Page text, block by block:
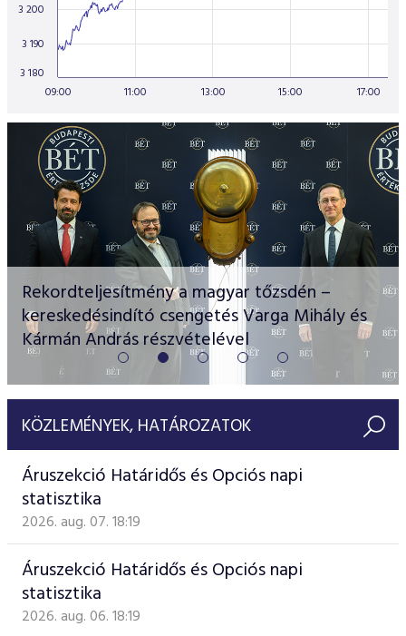
09:00 11:00 13:00 15:00 17:00
3 180
3 190
3 200
Folytatódik a BÉT Részvényfutam!
Rekordteljesítmény a magyar tőzsdén –
kereskedésindító csengetés Varga Mihály és
Kármán András részvételével
Kripto-, árupiaci és szektor ETF-ek érkeznek a
BÉTa Piacra
Videótár
Részvény és vállalati kötvény tőzsdei
bevezetését támogató program
KÖZLEMÉNYEK, HATÁROZATOK
Áruszekció Határidős és Opciós napi
statisztika
2026. aug. 07. 18:19
Áruszekció Határidős és Opciós napi
statisztika
2026. aug. 06. 18:19